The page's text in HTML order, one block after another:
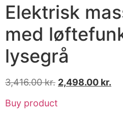
Elektrisk
med
lysegrå
3,416.00kr. 2,498.00 kr.
Buy product